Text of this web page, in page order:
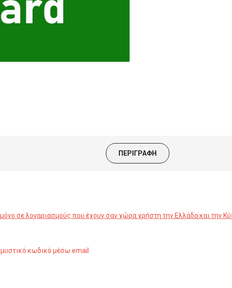
ΠΕΡΙΓΡΑΦΉ
σε λογαριασμούς που έχουν σαν χώρα χρήστη την Ελλάδα και την
κωδικό μέσω email